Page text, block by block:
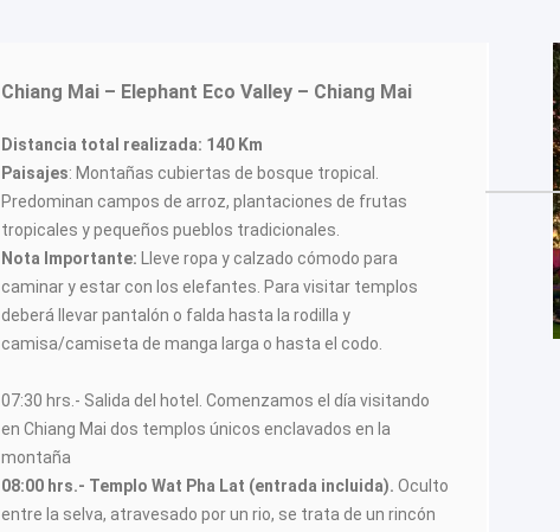
Chiang Mai – Elephant Eco Valley – Chiang Mai
Distancia total realizada: 140 Km
Paisajes: Montañas cubiertas de bosque tropical.
Predominan campos de arroz, plantaciones de frutas
tropicales y pequeños pueblos tradicionales.
Nota Importante: Lleve ropa y calzado cómodo para
caminar y estar con los elefantes. Para visitar templos
deberá llevar pantalón o falda hasta la rodilla y
camisa/camiseta de manga larga o hasta el codo.
07:30 hrs.- Salida del hotel. Comenzamos el día visitando
en Chiang Mai dos templos únicos enclavados en la
montaña
08:00 hrs.- Templo Wat Pha Lat (entrada incluida). Oculto
entre la selva, atravesado por un rio, se trata de un rincón